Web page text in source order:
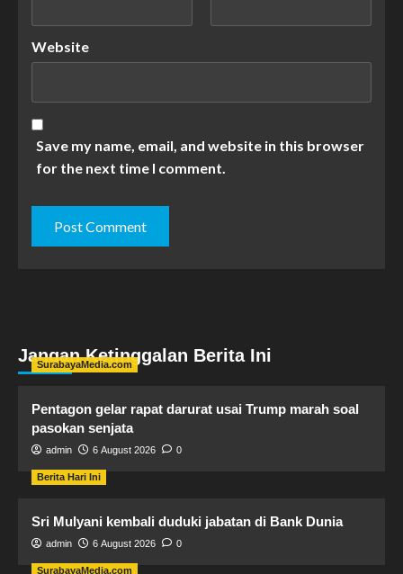
Website
Save my name, email, and website in this browser
for the next time I comment.
Jangan Ketinggalan Berita Ini
SurabayaMedia.com
Pentagon gelar rapat darurat usai Trump marah soal
pasokan senjata
admin 6 August 2026 0
Berita Hari Ini
Sri Mulyani kembali duduki jabatan di Bank Dunia
admin 6 August 2026 0
SurabayaMedia.com